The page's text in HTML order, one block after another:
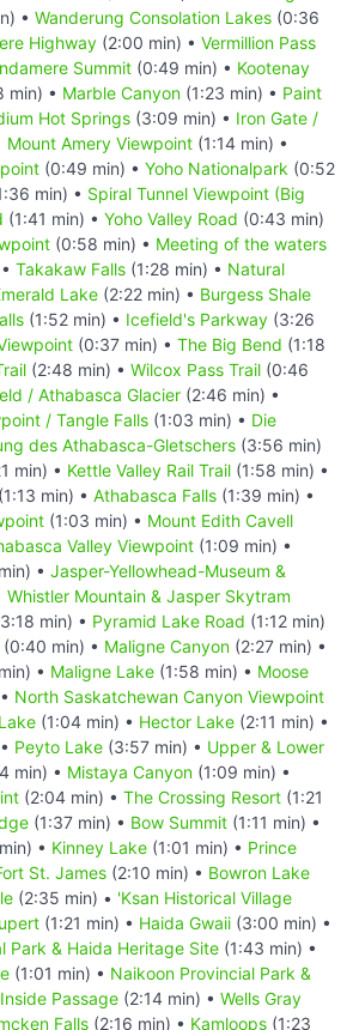
• Wanderung Consolation Lakes (0:36
Highway (2:00 min) • Vermillion Pass
Summit (0:49 min) • Kootenay
min) • Marble Canyon (1:23 min) • Paint
Hot Springs (3:09 min) • Iron Gate /
Mount Amery Viewpoint (1:14 min) •
(0:49 min) • Yoho Nationalpark (0:52
min) • Spiral Tunnel Viewpoint (Big
(1:41 min) • Yoho Valley Road (0:43 min)
(0:58 min) • Meeting of the waters
Takakaw Falls (1:28 min) • Natural
Lake (2:22 min) • Burgess Shale
(1:52 min) • Icefield's Parkway (3:26
(0:37 min) • The Big Bend (1:18
(2:48 min) • Wilcox Pass Trail (0:46
/ Athabasca Glacier (2:46 min) •
/ Tangle Falls (1:03 min) • Die
des Athabasca-Gletschers (3:56 min)
min) • Kettle Valley Rail Trail (1:58 min) •
(1:13 min) • Athabasca Falls (1:39 min) •
(1:03 min) • Mount Edith Cavell
Valley Viewpoint (1:09 min) •
• Jasper-Yellowhead-Museum &
Whistler Mountain & Jasper Skytram
min) • Pyramid Lake Road (1:12 min)
(0:40 min) • Maligne Canyon (2:27 min) •
• Maligne Lake (1:58 min) • Moose
North Saskatchewan Canyon Viewpoint
(1:04 min) • Hector Lake (2:11 min) •
Peyto Lake (3:57 min) • Upper & Lower
min) • Mistaya Canyon (1:09 min) •
(2:04 min) • The Crossing Resort (1:21
(1:37 min) • Bow Summit (1:11 min) •
• Kinney Lake (1:01 min) • Prince
St. James (2:10 min) • Bowron Lake
(2:35 min) • 'Ksan Historical Village
(1:21 min) • Haida Gwaii (3:00 min) •
Park & Haida Heritage Site (1:43 min) •
(1:01 min) • Naikoon Provincial Park &
Inside Passage (2:14 min) • Wells Gray
Falls (2:16 min) • Kamloops (1:23